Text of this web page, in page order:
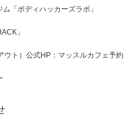
「ボディハッカーズラボ」
」
ウト）公式HP：マッスルカフェ予約